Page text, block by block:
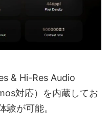
& Hi-Res Audio
対応）を内蔵してお
験が可能。